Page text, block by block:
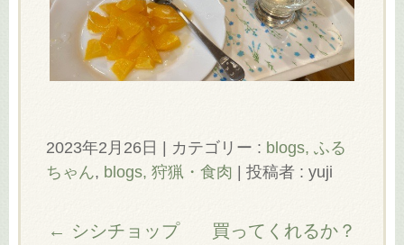
2023年2月26日 | カテゴリー : blogs, ふる
ちゃん, blogs, 狩猟・食肉 |投稿者 : yuji
← シシチョップ 買ってくれるか？